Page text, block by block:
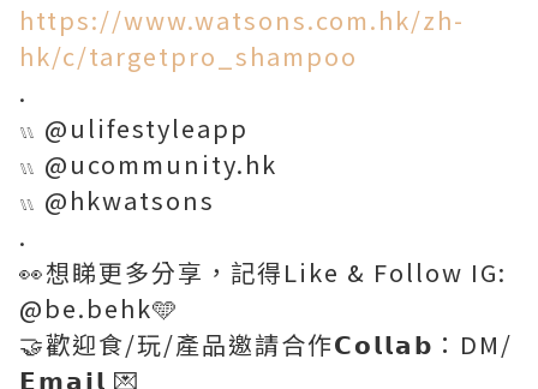
https://www.watsons.com.hk/zh-
hk/c/targetpro_shampoo
.
𓏭 @ulifestyleapp
𓏭 @ucommunity.hk
𓏭 @hkwatsons
.
👀想睇更多分享，記得Like & Follow IG:
@be.behk🩵
🤝歡迎食/玩/產品邀請合作𝗖𝗼𝗹𝗹𝗮𝗯：DM/
𝗘𝗺𝗮𝗶𝗹 💌